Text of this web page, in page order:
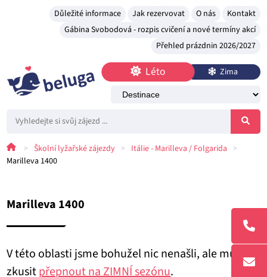
Důležité informace Jak rezervovat O nás
Kontakt
Gábina Svobodová - rozpis cvičení a nové termíny akcí
Přehled prázdnin 2026/2027
Léto Zima
> Školní lyžařské zájezdy > Itálie - Marilleva / Folgarida >
Marilleva 1400
Marilleva 1400
V této oblasti jsme bohužel nic nenašli, ale můžete
zkusitpřepnout na ZIMNÍ sezónu.